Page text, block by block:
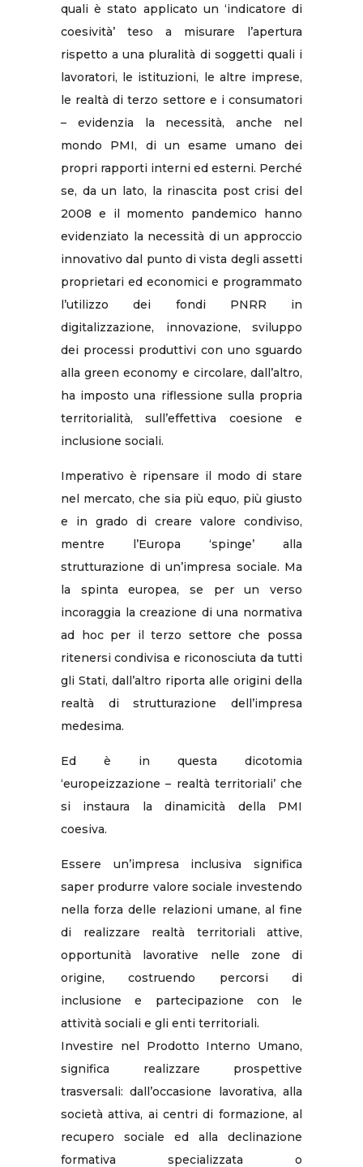
quali è stato applicato un ‘indicatore di
coesività’ teso a misurare l’apertura
rispetto a una pluralità di soggetti quali i
lavoratori, le istituzioni, le altre imprese,
le realtà di terzo settore e i consumatori
– evidenzia la necessità, anche nel
mondo PMI, di un esame umano dei
propri rapporti interni ed esterni. Perché
se, da un lato, la rinascita post crisi del
2008 e il momento pandemico hanno
evidenziato la necessità di un approccio
innovativo dal punto di vista degli assetti
proprietari ed economici e programmato
l’utilizzo dei fondi PNRR in
digitalizzazione, innovazione, sviluppo
dei processi produttivi con uno sguardo
alla green economy e circolare, dall’altro,
ha imposto una riflessione sulla propria
territorialità, sull’effettiva coesione e
inclusione sociali.
Imperativo è ripensare il modo di stare
nel mercato, che sia più equo, più giusto
e in grado di creare valore condiviso,
mentre l’Europa ‘spinge’ alla
strutturazione di un’impresa sociale. Ma
la spinta europea, se per un verso
incoraggia la creazione di una normativa
ad hoc per il terzo settore che possa
ritenersi condivisa e riconosciuta da tutti
gli Stati, dall’altro riporta alle origini della
realtà di strutturazione dell’impresa
medesima.
Ed è in questa dicotomia
‘europeizzazione – realtà territoriali’ che
si instaura la dinamicità della PMI
coesiva.
Essere un’impresa inclusiva significa
saper produrre valore sociale investendo
nella forza delle relazioni umane, al fine
di realizzare realtà territoriali attive,
opportunità lavorative nelle zone di
origine, costruendo percorsi di
inclusione e partecipazione con le
attività sociali e gli enti territoriali.
Investire nel Prodotto Interno Umano,
significa realizzare prospettive
trasversali: dall’occasione lavorativa, alla
società attiva, ai centri di formazione, al
recupero sociale ed alla declinazione
formativa specializzata o